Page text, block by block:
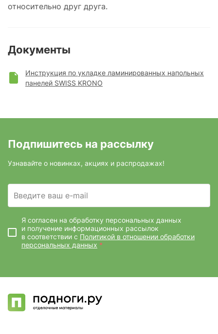
относительно друг друга.
Документы
Инструкция по укладке ламинированных напольных
панелей SWISS KRONO
Подпишитесь на рассылку
Узнавайте о новинках, акциях и распродажах!
Введите ваш e-mail
Я согласен на обработку персональных данных
и получение информационных рассылок
в соответствии с Политикой в отношении обработки
персональных данных *